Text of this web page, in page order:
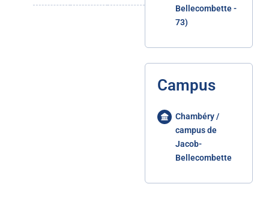
Bellecombette -
73)
Campus
Chambéry /
campus de
Jacob-
Bellecombette